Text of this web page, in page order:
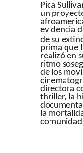
Pica
un
evidencia
de su
prima que
realizó en
ritmo
de los
directora
thriller, la
la